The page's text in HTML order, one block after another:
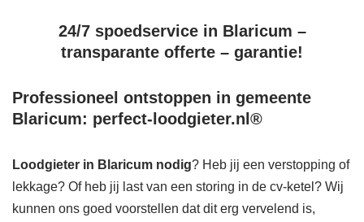
24/7 spoedservice in Blaricum –
transparante offerte – garantie!
Professioneel ontstoppen in gemeente
Blaricum: perfect-loodgieter.nl®
Loodgieter in Blaricum nodig? Heb jij een verstopping of
lekkage? Of heb jij last van een storing in de cv-ketel? Wij
kunnen ons goed voorstellen dat dit erg vervelend is,